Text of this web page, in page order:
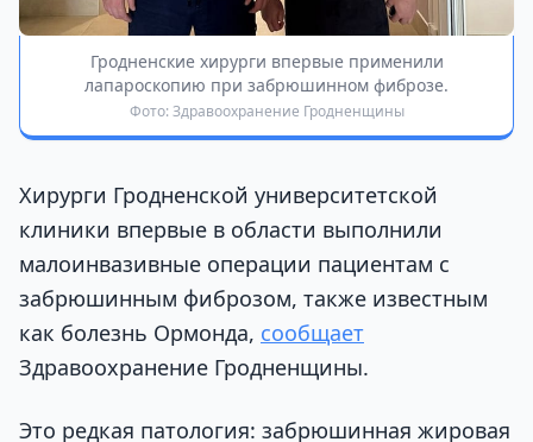
Гродненские хирурги впервые применили
лапароскопию при забрюшинном фиброзе.
Фото: Здравоохранение Гродненщины
Хирурги Гродненской университетской
клиники впервые в области выполнили
малоинвазивные операции пациентам с
забрюшинным фиброзом, также известным
как болезнь Ормонда, сообщает
Здравоохранение Гродненщины.
Это редкая патология: забрюшинная жировая